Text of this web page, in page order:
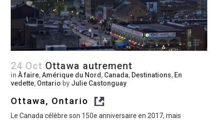
24 Oct Ottawa autrement
inÀ faire,Amérique du Nord , Canada, Destinations, En
vedette, Ontario by Julie Castonguay
Ottawa, Ontario
Le Canada célèbre son 150e anniversaire en 2017, mais